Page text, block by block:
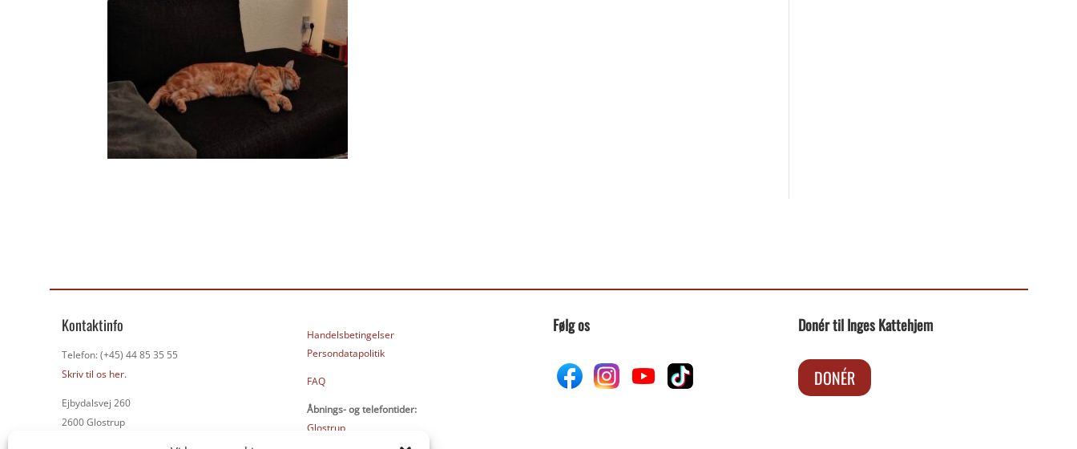
Kontaktinfo
Telefon: (+45) 44 85 35 55
Skriv til os her.
Ejbydalsvej 260
2600 Glostrup
Handelsbetingelser
Persondatapolitik
FAQ
Åbnings- og telefontider:
Glostrup
Følg os Donér til Inges Kattehjem
DONÉR